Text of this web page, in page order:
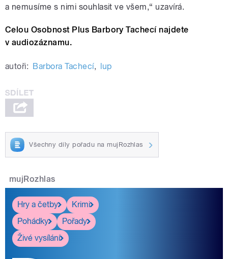
a nemusíme s nimi souhlasit ve všem,“ uzavírá.
Celou Osobnost Plus Barbory Tachecí najdete
v audiozáznamu.
autoři: Barbora Tachecí, lup
Všechny díly pořadu na mujRozhlas
mujRozhlas
Hry a četby
Krimi
Pohádky
Pořady
Živé vysílání